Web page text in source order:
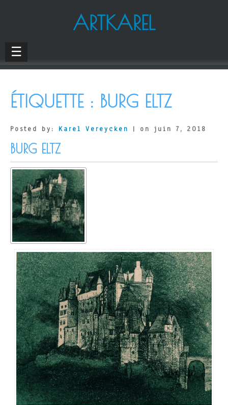
ARTKAREL
☰
ÉTIQUETTE : BURG ELTZ
Posted by: Karel Vereycken | on juin 7, 2018
BURG ELTZ